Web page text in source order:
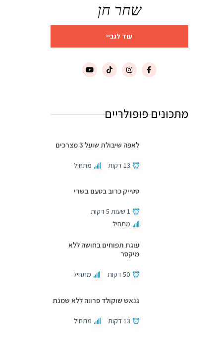
שחר חן
עוד לגביי
מתכונים פופולריים
לאפה שיבולת שועל 3 מצרכים
13 דקות מתחיל
סטייק כרוב בטעם בשרי
1 שעות 5 דקות
מתחיל
עוגת תפוחים בחושה ללא
מיקסר
50 דקות מתחיל
גנאש שוקולד פרווה ללא שמנת
13 דקות מתחיל